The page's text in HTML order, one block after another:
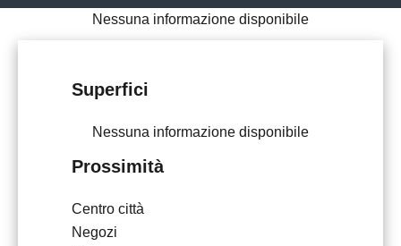
Nessuna informazione disponibile
Superfici
Nessuna informazione disponibile
Prossimità
Centro città
Negozi